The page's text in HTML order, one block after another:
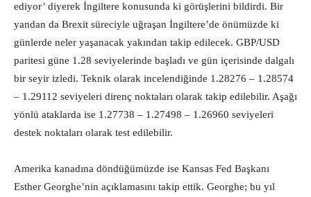
ediyor’ diyerek İngiltere konusunda ki görüşlerini bildirdi. Bir
yandan da Brexit süreciyle uğraşan İngiltere’de önümüzde ki
günlerde neler yaşanacak yakından takip edilecek. GBP/USD
paritesi güne 1.28 seviyelerinde başladı ve gün içerisinde dalgalı
bir seyir izledi. Teknik olarak incelendiğinde 1.28276 – 1.28574
– 1.29112 seviyeleri direnç noktaları olarak takip edilebilir. Aşağı
yönlü ataklarda ise 1.27738 – 1.27498 – 1.26960 seviyeleri
destek noktaları olarak test edilebilir.
Amerika kanadına döndüğümüzde ise Kansas Fed Başkanı
Esther Georghe’nin açıklamasını takip ettik. Georghe; bu yıl